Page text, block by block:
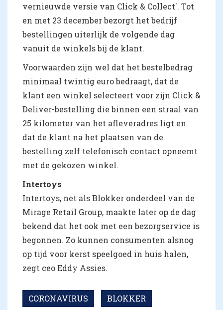
vernieuwde versie van Click & Collect'. Tot
en met 23 december bezorgt het bedrijf
bestellingen uiterlijk de volgende dag
vanuit de winkels bij de klant.
Voorwaarden zijn wel dat het bestelbedrag
minimaal twintig euro bedraagt, dat de
klant een winkel selecteert voor zijn Click &
Deliver-bestelling die binnen een straal van
25 kilometer van het afleveradres ligt en
dat de klant na het plaatsen van de
bestelling zelf telefonisch contact opneemt
met de gekozen winkel.
Intertoys
Intertoys, net als Blokker onderdeel van de
Mirage Retail Group, maakte later op de dag
bekend dat het ook met een bezorgservice is
begonnen. Zo kunnen consumenten alsnog
op tijd voor kerst speelgoed in huis halen,
zegt ceo Eddy Assies.
CORONAVIRUS BLOKKER